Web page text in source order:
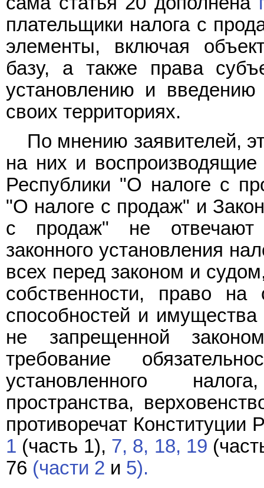
плательщики налога с
элементы, включая
базу, а также права
установлению и
своих территориях.
По мнению заявителей,
на них и
Республики "О налоге с
"О налоге с продаж" и
с продаж" не отвечают
законного установления
всех перед законом и
собственности, право на
способностей и
не запрещенной
требование
установленного
пространства,
противоречат
1 (часть 1), 7, 8, 18, 19
76 (части 2 и 5).